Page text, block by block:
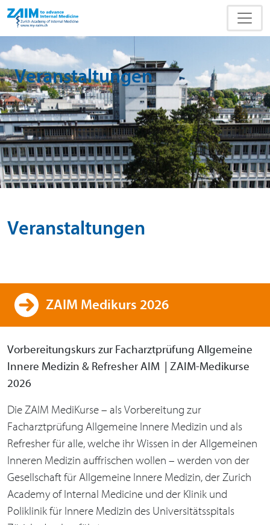
Veranstaltungen
Veranstaltungen
ZAIM Medikurs 2026
Vorbereitungskurs zur Facharztprüfung Allgemeine
Innere Medizin & Refresher AIM | ZAIM-Medikurse
2026
Die ZAIM MediKurse – als Vorbereitung zur
Facharztprüfung Allgemeine Innere Medizin und als
Refresher für alle, welche ihr Wissen in der Allgemeinen
Inneren Medizin auffrischen wollen – werden von der
Gesellschaft für Allgemeine Innere Medizin, der Zurich
Academy of Internal Medicine und der Klinik und
Poliklinik für Innere Medizin des Universitätsspitals